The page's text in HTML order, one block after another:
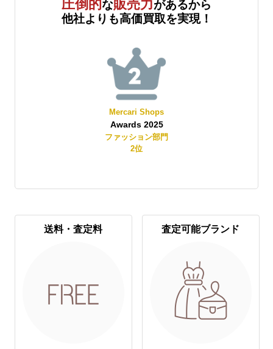
圧倒的な販売力があるから
他社よりも高価買取を実現！
Mercari Shops
Awards 2025
ファッション部門
2位
送料・査定料 査定可能ブランド